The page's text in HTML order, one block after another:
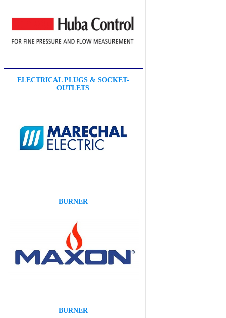
ELECTRICAL PLUGS & SOCKET-
OUTLETS
BURNER
BURNER